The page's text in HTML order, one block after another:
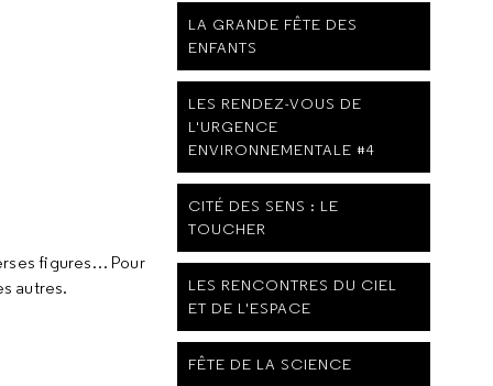
figures… Pour
autres.
LA GRANDE FÊTE DES
ENFANTS
LES RENDEZ-VOUS DE
L'URGENCE
ENVIRONNEMENTALE #4
CITÉ DES SENS : LE
TOUCHER
LES RENCONTRES DU CIEL
ET DE L'ESPACE
FÊTE DE LA SCIENCE